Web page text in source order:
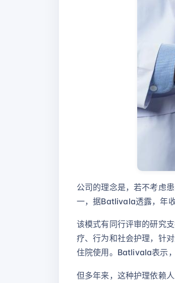
公司的理念是，若不考虑
一，据Batlivala透露，年
该模式有同行评审的研究
疗、行为和社会护理，针
住院使用。Batlivala表示
但多年来，这种护理依赖